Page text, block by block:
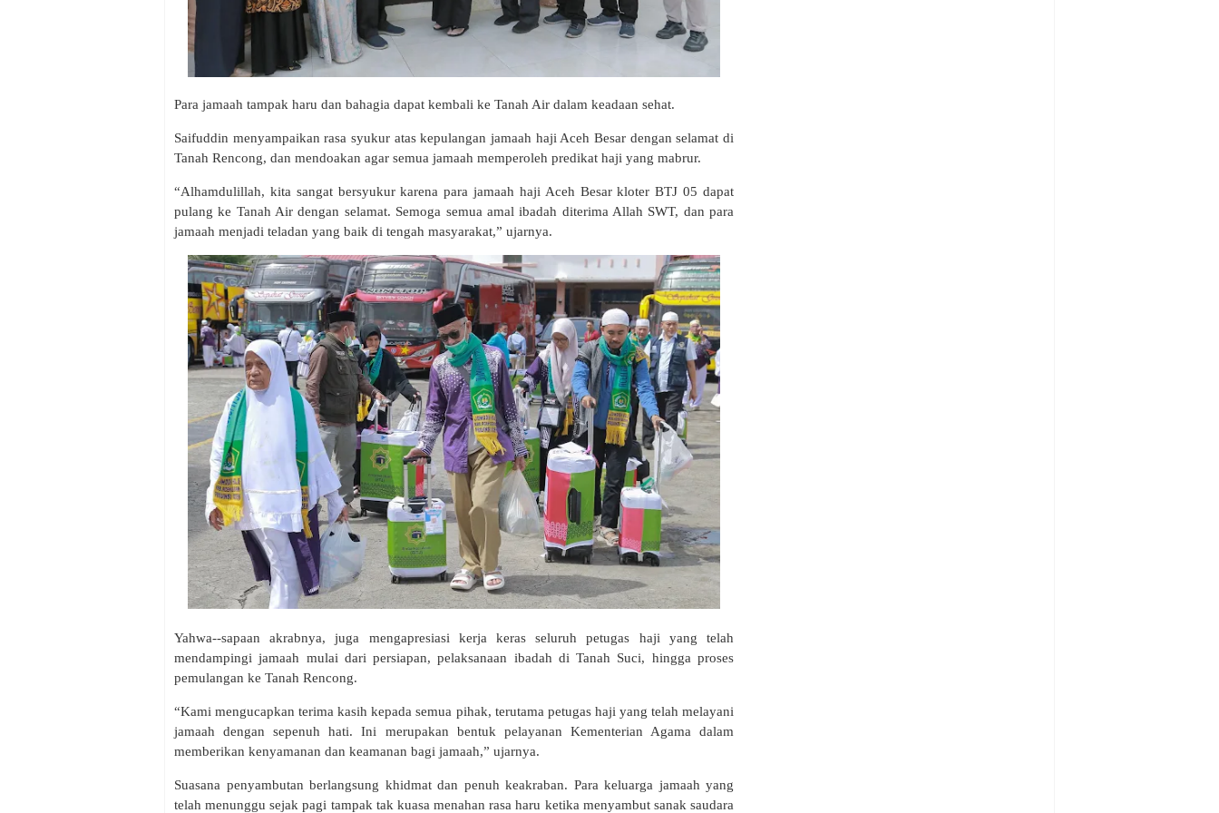
Para jamaah tampak haru dan bahagia dapat kembali ke Tanah Air dalam keadaan sehat.
Saifuddin menyampaikan rasa syukur atas kepulangan jamaah haji Aceh Besar dengan selamat di
Tanah Rencong, dan mendoakan agar semua jamaah memperoleh predikat haji yang mabrur.
“Alhamdulillah, kita sangat bersyukur karena para jamaah haji Aceh Besar kloter BTJ 05 dapat
pulang ke Tanah Air dengan selamat. Semoga semua amal ibadah diterima Allah SWT, dan para
jamaah menjadi teladan yang baik di tengah masyarakat,” ujarnya.
Yahwa--sapaan akrabnya, juga mengapresiasi kerja keras seluruh petugas haji yang telah
mendampingi jamaah mulai dari persiapan, pelaksanaan ibadah di Tanah Suci, hingga proses
pemulangan ke Tanah Rencong.
“Kami mengucapkan terima kasih kepada semua pihak, terutama petugas haji yang telah melayani
jamaah dengan sepenuh hati. Ini merupakan bentuk pelayanan Kementerian Agama dalam
memberikan kenyamanan dan keamanan bagi jamaah,” ujarnya.
Suasana penyambutan berlangsung khidmat dan penuh keakraban. Para keluarga jamaah yang
telah menunggu sejak pagi tampak tak kuasa menahan rasa haru ketika menyambut sanak saudara